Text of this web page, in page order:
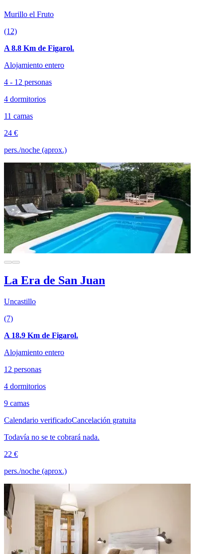
Murillo el Fruto
(12)
A 8.8 Km de Figarol.
Alojamiento entero
4 - 12 personas
4 dormitorios
11 camas
24 €
pers./noche (aprox.)
La Era de San Juan
Uncastillo
(7)
A 18.9 Km de Figarol.
Alojamiento entero
12 personas
4 dormitorios
9 camas
Calendario verificadoCancelación gratuita
Todavía no se te cobrará nada.
22 €
pers./noche (aprox.)